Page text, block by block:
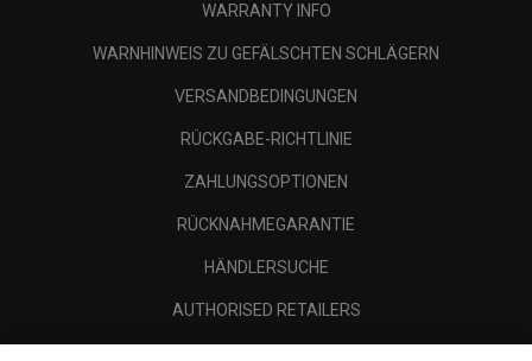
WARRANTY INFO
WARNHINWEIS ZU GEFÄLSCHTEN SCHLÄGERN
VERSANDBEDINGUNGEN
RÜCKGABE-RICHTLINIE
ZAHLUNGSOPTIONEN
RÜCKNAHMEGARANTIE
HÄNDLERSUCHE
AUTHORISED RETAILERS